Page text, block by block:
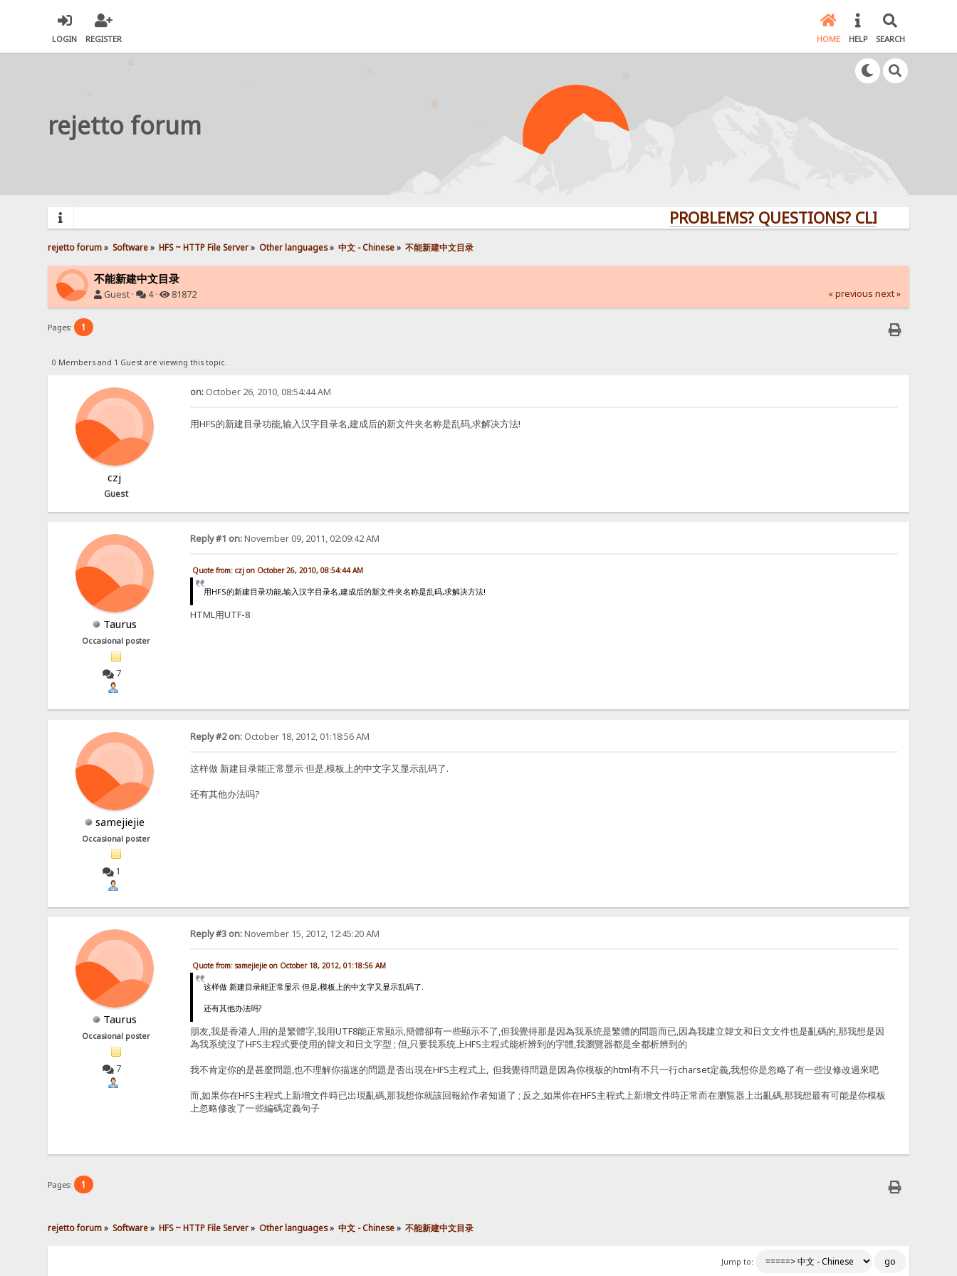
LOGIN REGISTER HOME HELP SEARCH
rejetto forum
PROBLEMS? QUESTIONS? CLICK HERE!
rejetto forum» Software» HFS ~ HTTP File Server» Other languages» 中文 - Chinese» 不能新建中文目录
不能新建中文目录
Guest · 4 · 81872 « previous next »
Pages: 1
0 Members and 1 Guest are viewing this topic.
czj
Guest
on:October 26, 2010, 08:54:44 AM
用HFS的新建目录功能,输入汉字目录名,建成后的新文件夹名称是乱码,求解决方法!
Taurus
Occasional poster
7
Reply #1 on:November 09, 2011, 02:09:42 AM
Quote from: czj on October 26, 2010, 08:54:44 AM
用HFS的新建目录功能,输入汉字目录名,建成后的新文件夹名称是乱码,求解决方法!
HTML用UTF-8
samejiejie
Occasional poster
1
Reply #2 on:October 18, 2012, 01:18:56 AM
这样做 新建目录能正常显示 但是,模板上的中文字又显示乱码了.
还有其他办法吗?
Taurus
Occasional poster
7
Reply #3 on:November 15, 2012, 12:45:20 AM
Quote from: samejiejie on October 18, 2012, 01:18:56 AM
这样做 新建目录能正常显示 但是,模板上的中文字又显示乱码了.
还有其他办法吗?
朋友,我是香港人,用的是繁體字,我用UTF8能正常顯示,簡體卻有一些顯示不了,但我覺得那是因為我系统是繁體的問題而已,因為我建立韓文和日文文件也是亂碼的,那我想是因
為我系统沒了HFS主程式要使用的韓文和日文字型 ; 但,只要我系统上HFS主程式能析辨到的字體,我瀏覽器都是全都析辨到的
我不肯定你的是甚麼問題,也不理解你描迷的問題是否出現在HFS主程式上, 但我覺得問題是因為你模板的html有不只一行charset定義,我想你是忽略了有一些沒修改過來吧
而,如果你在HFS主程式上新增文件時已出現亂碼,那我想你就該回報給作者知道了 ; 反之,如果你在HFS主程式上新增文件時正常而在瀏覧器上出亂碼,那我想最有可能是你模板
上忽略修改了一些編碼定義句子
Pages: 1
rejetto forum» Software» HFS ~ HTTP File Server» Other languages» 中文 - Chinese» 不能新建中文目录
Jump to: